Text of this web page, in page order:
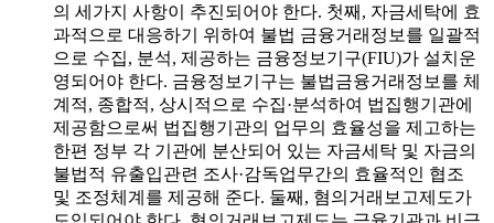
의 세가지 사항이 추진되어야 한다. 첫째, 자금세탁에 효
과적으로 대응하기 위하여 불법 금융거래정보를 일괄적
으로 수집, 분석, 제공하는 금융정보기구(FIU)가 설치운
영되어야 한다. 금융정보기구는 불법금융거래정보를 체
계적, 종합적, 상시적으로 수집·분석하여 법집행기관에
제공함으로써 법집행기관의 업무의 효율성을 제고하는
한편 정부 각 기관에 분산되어 있는 자금세탁 및 자금의
불법적 유출입관련 조사·감독업무간의 효율적인 협조
및 조정체계를 제공해 준다. 둘째, 혐의거래보고제도가